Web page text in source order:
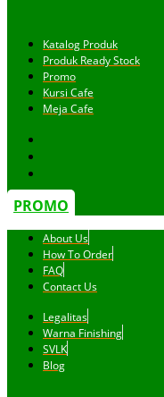
Katalog Produk
Produk Ready Stock
Promo
Kursi Cafe
Meja Cafe
PROMO
About Us
How To Order
FAQ
Contact Us
Legalitas
Warna Finishing
SVLK
Blog